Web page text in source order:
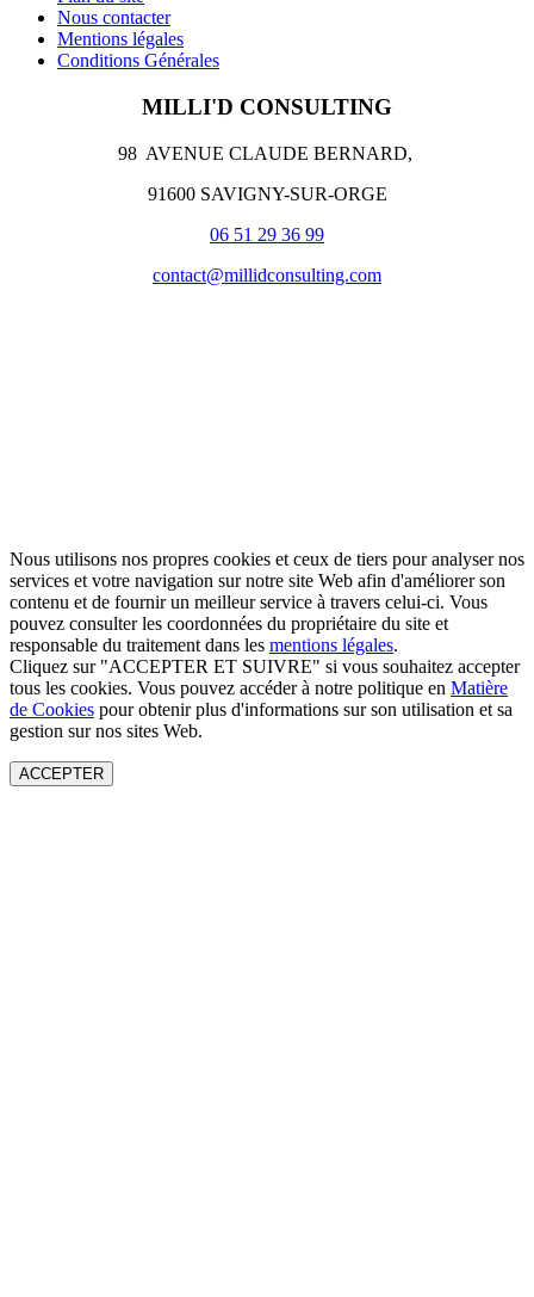
Nous contacter
Mentions légales
Conditions Générales
MILLI'D CONSULTING
98 AVENUE CLAUDE BERNARD,
91600 SAVIGNY-SUR-ORGE
06 51 29 36 99
contact@millidconsulting.com
Nous utilisons nos propres cookies et ceux de tiers pour analyser nos
services et votre navigation sur notre site Web afin d'améliorer son
contenu et de fournir un meilleur service à travers celui-ci. Vous
pouvez consulter les coordonnées du propriétaire du site et
responsable du traitement dans les mentions légales.
Cliquez sur "ACCEPTER ET SUIVRE" si vous souhaitez accepter
tous les cookies. Vous pouvez accéder à notre politique en Matière
de Cookies pour obtenir plus d'informations sur son utilisation et sa
gestion sur nos sites Web.
ACCEPTER